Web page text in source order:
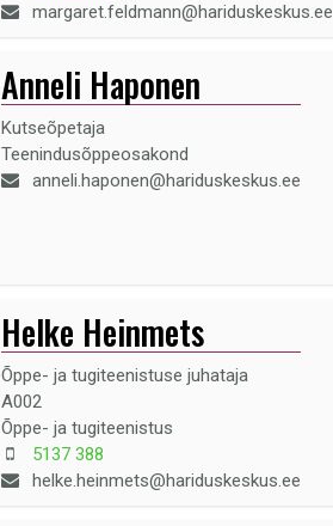
margaret.feldmann@hariduskeskus.ee
Anneli Haponen
Kutseõpetaja
Teenindusõppeosakond
anneli.haponen@hariduskeskus.ee
Helke Heinmets
Õppe- ja tugiteenistuse juhataja
A002
Õppe- ja tugiteenistus
5137 388
helke.heinmets@hariduskeskus.ee